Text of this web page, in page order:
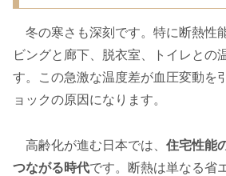
冬の寒さも深刻です。特に断熱性
ビングと廊下、脱衣室、トイレとの
す。この急激な温度差が血圧変動を
ョックの原因になります。
高齢化が進む日本では、 住宅性能
つながる時代です。断熱は単なる省